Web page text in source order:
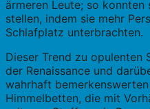
ärmeren Leute; so konnten
stellen, indem sie mehr
Schlafplatz unterbrachten.
Dieser Trend zu opulenten
der Renaissance und
wahrhaft
Himmelbetten, die mit